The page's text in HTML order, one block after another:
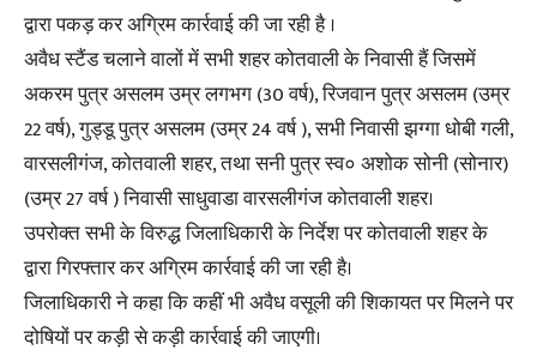
द्वारा पकड़ कर अग्रिम कार्रवाई की जा रही है ।
अवैध स्टैंड चलाने वालों में सभी शहर कोतवाली के निवासी हैं जिसमें
अकरम पुत्र असलम उम्र लगभग (30 वर्ष), रिजवान पुत्र असलम (उम्र
22 वर्ष), गुड्डू पुत्र असलम (उम्र 24 वर्ष ), सभी निवासी झग्गा धोबी गली,
वारसलीगंज, कोतवाली शहर, तथा सनी पुत्र स्व० अशोक सोनी (सोनार)
(उम्र 27 वर्ष ) निवासी साधुवाडा वारसलीगंज कोतवाली शहर।
उपरोक्त सभी के विरुद्ध जिलाधिकारी के निर्देश पर कोतवाली शहर के
द्वारा गिरफ्तार कर अग्रिम कार्रवाई की जा रही है।
जिलाधिकारी ने कहा कि कहीं भी अवैध वसूली की शिकायत पर मिलने पर
दोषियों पर कड़ी से कड़ी कार्रवाई की जाएगी।